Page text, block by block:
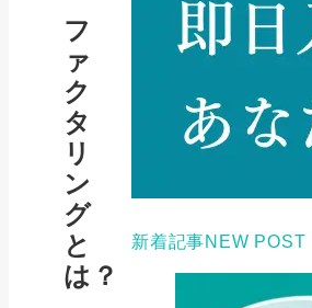
フ
ァ
ク
タ
リ
ン
グ
と
は？
新着記事NEW POST